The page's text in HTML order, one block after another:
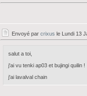
Envoyé par crixus le Lundi 13
salut a toi,
j'ai vu tenki ap03 et bujingi quilin !
j'ai lavalval chain